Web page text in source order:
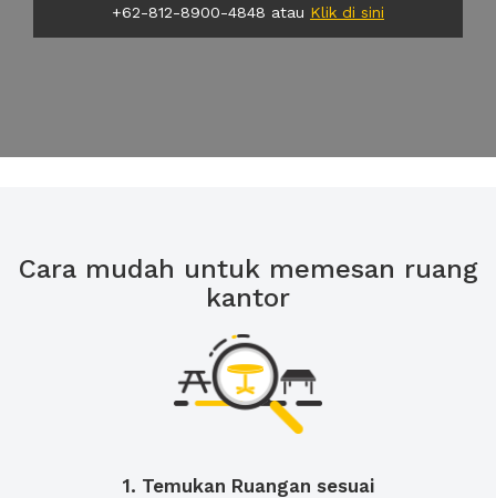
+62-812-8900-4848 atau Klik di sini
Cara mudah untuk memesan ruang
kantor
1. Temukan Ruangan sesuai